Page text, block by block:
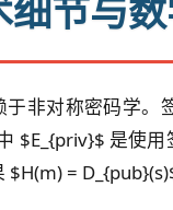
细节与
于非对称密码学。
$E_{priv}$ 是使
$H(m) =